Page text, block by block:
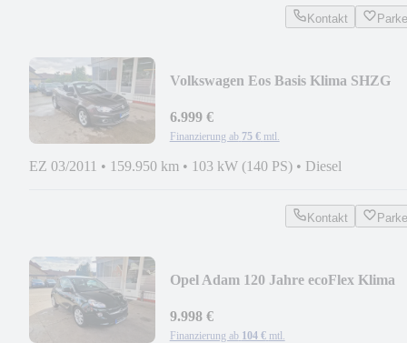
Kontakt
Volkswagen Eos Basis Klima SHZG
6.999 €
Finanzierung ab 75 € mtl.
EZ 03/2011 • 159.950 km • 103 kW (140 PS) • Diesel
Kontakt
Opel Adam 120 Jahre ecoFlex Klima
9.998 €
Finanzierung ab 104 € mtl.